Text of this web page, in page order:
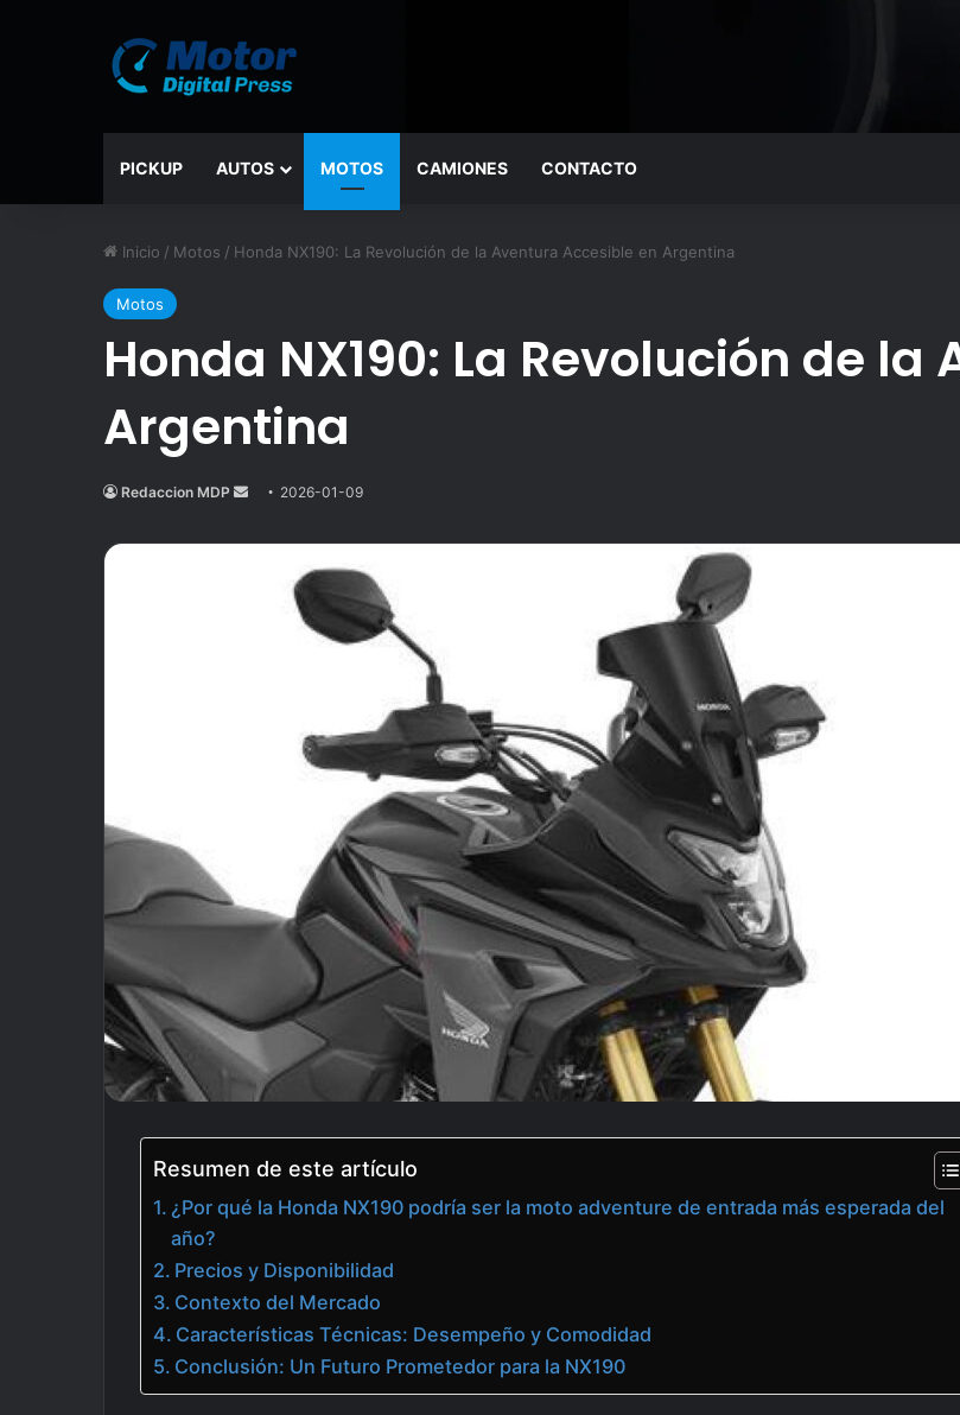
PICKUP AUTOS MOTOS CAMIONES CONTACTO
Inicio / Motos / Honda NX190: La Revolución de la Aventura Accesible en Argentina
Motos
Honda NX190: La Revolución de
Argentina
Redaccion MDP
Send
email
2026-01-09
Resumen de este artículo
¿Por qué la Honda NX190 podría ser la moto adventure de entrada más esperada del
año?
Precios y Disponibilidad
Contexto del Mercado
Características Técnicas: Desempeño y Comodidad
Conclusión: Un Futuro Prometedor para la NX190